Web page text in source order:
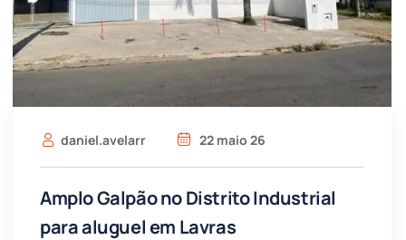
daniel.avelarr 22 maio 26
Amplo Galpão no Distrito Industrial
para aluguel em Lavras